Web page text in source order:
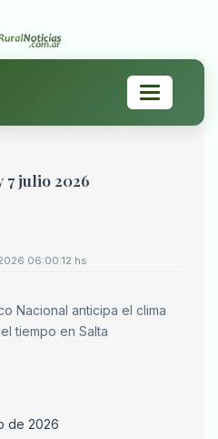
Toggle
navigation
7 julio 2026
06:00:12 hs
Nacional anticipa el clima
tiempo en Salta
de 2026